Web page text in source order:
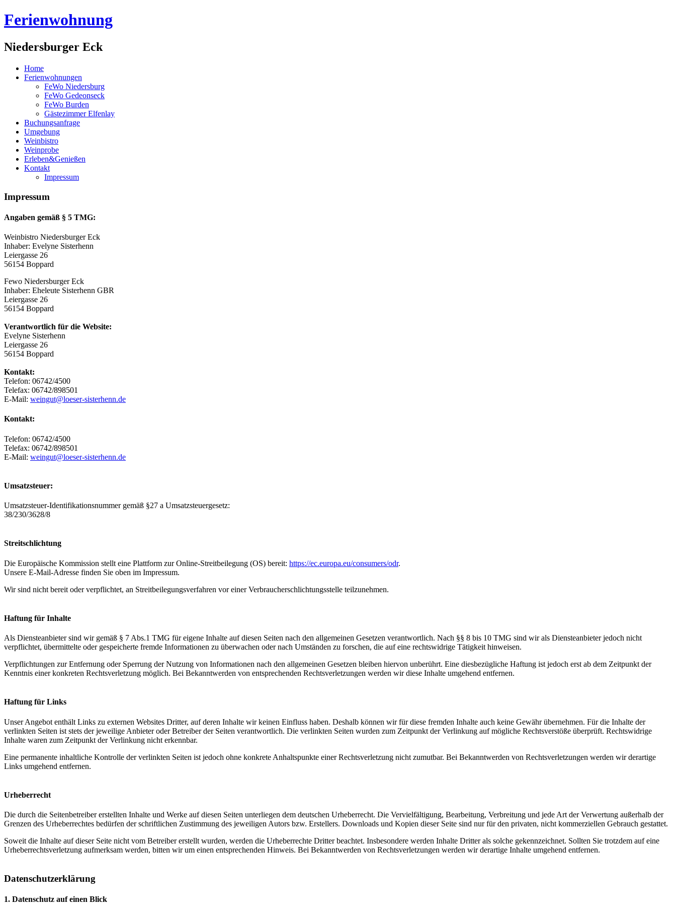
Ferienwohnung
Niedersburger Eck
Home
Ferienwohnungen
FeWo Niedersburg
FeWo Gedeonseck
FeWo Burden
Gästezimmer Elfenlay
Buchungsanfrage
Umgebung
Weinbistro
Weinprobe
Erleben&Genießen
Kontakt
Impressum
Impressum
Angaben gemäß § 5 TMG:
Weinbistro Niedersburger Eck
Inhaber: Evelyne Sisterhenn
Leiergasse 26
56154 Boppard
Fewo Niedersburger Eck
Inhaber: Eheleute Sisterhenn GBR
Leiergasse 26
56154 Boppard
Verantwortlich für die Website:
Evelyne Sisterhenn
Leiergasse 26
56154 Boppard
Kontakt:
Telefon: 06742/4500
Telefax: 06742/898501
E-Mail: weingut@loeser-sisterhenn.de
Kontakt:
Telefon: 06742/4500
Telefax: 06742/898501
E-Mail: weingut@loeser-sisterhenn.de
Umsatzsteuer:
Umsatzsteuer-Identifikationsnummer gemäß §27 a Umsatzsteuergesetz:
38/230/3628/8
Streitschlichtung
Die Europäische Kommission stellt eine Plattform zur Online-Streitbeilegung (OS) bereit: https://ec.europa.eu/consumers/odr.
Unsere E-Mail-Adresse finden Sie oben im Impressum.
Wir sind nicht bereit oder verpflichtet, an Streitbeilegungsverfahren vor einer Verbraucherschlichtungsstelle teilzunehmen.
Haftung für Inhalte
Als Diensteanbieter sind wir gemäß § 7 Abs.1 TMG für eigene Inhalte auf diesen Seiten nach den allgemeinen Gesetzen verantwortlich. Nach §§ 8 bis 10 TMG sind wir als Diensteanbieter jedoch nicht
verpflichtet, übermittelte oder gespeicherte fremde Informationen zu überwachen oder nach Umständen zu forschen, die auf eine rechtswidrige Tätigkeit hinweisen.
Verpflichtungen zur Entfernung oder Sperrung der Nutzung von Informationen nach den allgemeinen Gesetzen bleiben hiervon unberührt. Eine diesbezügliche Haftung ist jedoch erst ab dem Zeitpunkt der
Kenntnis einer konkreten Rechtsverletzung möglich. Bei Bekanntwerden von entsprechenden Rechtsverletzungen werden wir diese Inhalte umgehend entfernen.
Haftung für Links
Unser Angebot enthält Links zu externen Websites Dritter, auf deren Inhalte wir keinen Einfluss haben. Deshalb können wir für diese fremden Inhalte auch keine Gewähr übernehmen. Für die Inhalte der
verlinkten Seiten ist stets der jeweilige Anbieter oder Betreiber der Seiten verantwortlich. Die verlinkten Seiten wurden zum Zeitpunkt der Verlinkung auf mögliche Rechtsverstöße überprüft. Rechtswidrige
Inhalte waren zum Zeitpunkt der Verlinkung nicht erkennbar.
Eine permanente inhaltliche Kontrolle der verlinkten Seiten ist jedoch ohne konkrete Anhaltspunkte einer Rechtsverletzung nicht zumutbar. Bei Bekanntwerden von Rechtsverletzungen werden wir derartige
Links umgehend entfernen.
Urheberrecht
Die durch die Seitenbetreiber erstellten Inhalte und Werke auf diesen Seiten unterliegen dem deutschen Urheberrecht. Die Vervielfältigung, Bearbeitung, Verbreitung und jede Art der Verwertung außerhalb der
Grenzen des Urheberrechtes bedürfen der schriftlichen Zustimmung des jeweiligen Autors bzw. Erstellers. Downloads und Kopien dieser Seite sind nur für den privaten, nicht kommerziellen Gebrauch gestattet.
Soweit die Inhalte auf dieser Seite nicht vom Betreiber erstellt wurden, werden die Urheberrechte Dritter beachtet. Insbesondere werden Inhalte Dritter als solche gekennzeichnet. Sollten Sie trotzdem auf eine
Urheberrechtsverletzung aufmerksam werden, bitten wir um einen entsprechenden Hinweis. Bei Bekanntwerden von Rechtsverletzungen werden wir derartige Inhalte umgehend entfernen.
Datenschutzerklärung
1. Datenschutz auf einen Blick